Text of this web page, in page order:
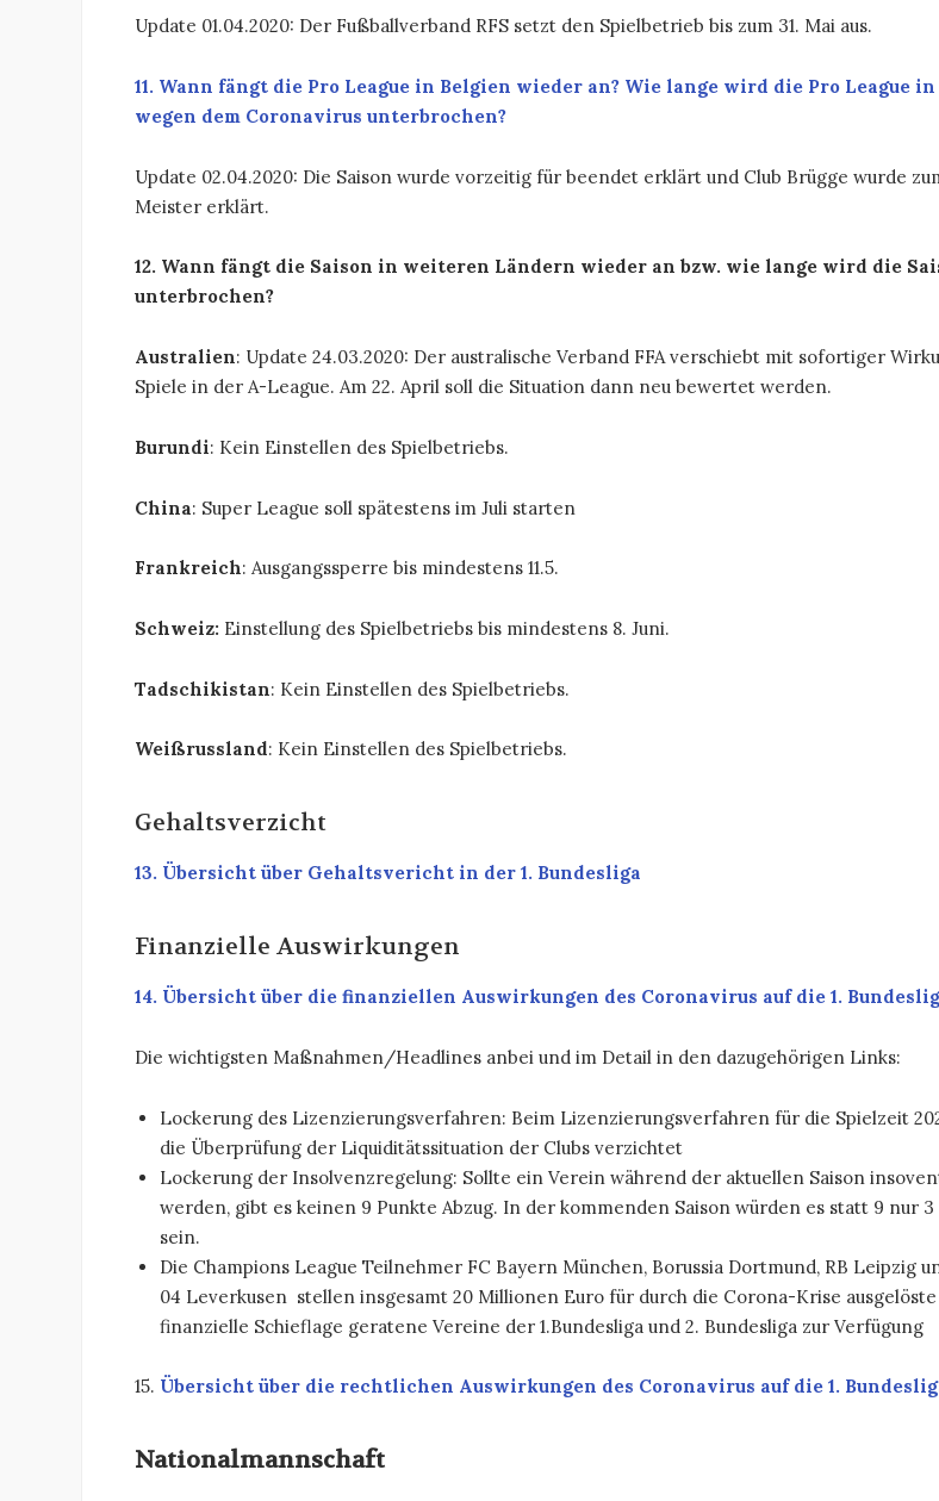
Update 01.04.2020: Der Fußballverband RFS setzt den Spielbetrieb bis zum 31. Mai aus.
11. Wann fängt die Pro League in Belgien wieder an? Wie lange wird die Pro League
wegen dem Coronavirus unterbrochen?
Update 02.04.2020: Die Saison wurde vorzeitig für beendet erklärt und Club Brügge wurde
Meister erklärt.
12. Wann fängt die Saison in weiteren Ländern wieder an bzw. wie lange wird die
unterbrochen?
Australien: Update 24.03.2020: Der australische Verband FFA verschiebt mit sofortiger
Spiele in der A-League. Am 22. April soll die Situation dann neu bewertet werden.
Burundi: Kein Einstellen des Spielbetriebs.
China: Super League soll spätestens im Juli starten
Frankreich: Ausgangssperre bis mindestens 11.5.
Schweiz: Einstellung des Spielbetriebs bis mindestens 8. Juni.
Tadschikistan: Kein Einstellen des Spielbetriebs.
Weißrussland: Kein Einstellen des Spielbetriebs.
Gehaltsverzicht
13. Übersicht über Gehaltsvericht in der 1. Bundesliga
Finanzielle Auswirkungen
14. Übersicht über die finanziellen Auswirkungen des Coronavirus auf die 1.
Die wichtigsten Maßnahmen/Headlines anbei und im Detail in den dazugehörigen Links:
Lockerung des Lizenzierungsverfahren: Beim Lizenzierungsverfahren für die Spielzeit
die Überprüfung der Liquiditätssituation der Clubs verzichtet
Lockerung der Insolvenzregelung: Sollte ein Verein während der aktuellen Saison
werden, gibt es keinen 9 Punkte Abzug. In der kommenden Saison würden es statt 9 nur 3
sein.
Die Champions League Teilnehmer FC Bayern München, Borussia Dortmund, RB Leipzig
04 Leverkusen stellen insgesamt 20 Millionen Euro für durch die Corona-Krise
finanzielle Schieflage geratene Vereine der 1.Bundesliga und 2. Bundesliga zur Verfügung
15. Übersicht über die rechtlichen Auswirkungen des Coronavirus auf die 1.
Nationalmannschaft